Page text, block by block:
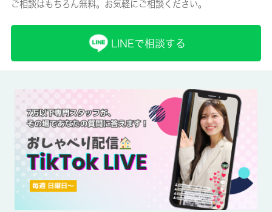
保険名/保険期間
-/-
保証人代行サービス保証料・家賃集金サービス手数料 10,000円/
入居時、以降は月額賃料の1％/毎月(入居期間中)
賃貸区分/契約期間
一般/2年
ご相談はもちろん無料。お気軽にご相談ください。
LINEで相談する